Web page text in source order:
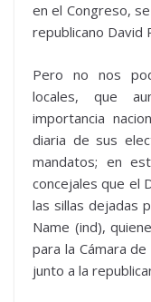
en el Congreso,
republicano David
Pero no nos
locales, que
importancia
diaria de sus
mandatos; en
concejales que el
las sillas dejadas
Name (ind),
para la Cámara
junto a la